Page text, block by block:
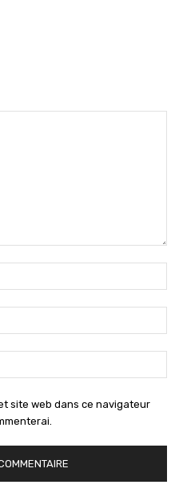
site web dans ce navigateur